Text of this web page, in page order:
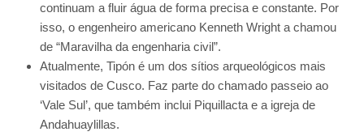
continuam a fluir água de forma precisa e constante. Por
isso, o engenheiro americano Kenneth Wright a chamou
de “Maravilha da engenharia civil”.
Atualmente, Tipón é um dos sítios arqueológicos mais
visitados de Cusco. Faz parte do chamado passeio ao
‘Vale Sul’, que também inclui Piquillacta e a igreja de
Andahuaylillas.